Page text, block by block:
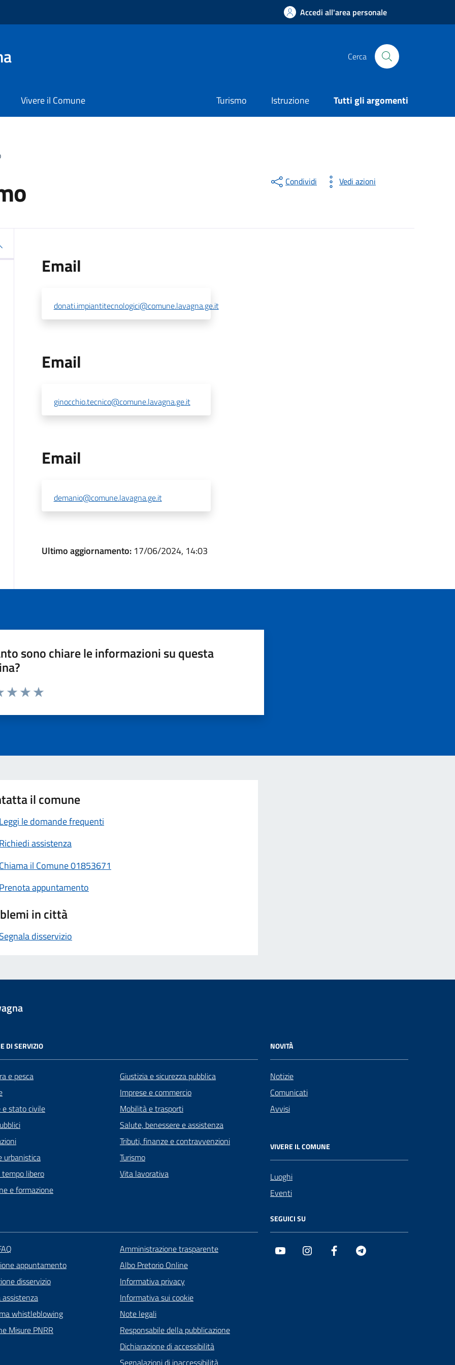
Accedi all'area personale
Cerca
Vivere il Comune Turismo Istruzione Tutti gli argomenti
Condividi Vedi azioni
Email
donati.impiantitecnologici@comune.lavagna.ge.it
Email
ginocchio.tecnico@comune.lavagna.ge.it
Email
demanio@comune.lavagna.ge.it
Ultimo aggiornamento: 17/06/2024, 14:03
sono chiare le informazioni su questa
il comune
Leggi le domande frequenti
Richiedi assistenza
Chiama il Comune 01853671
Prenota appuntamento
in città
Segnala disservizio
DI SERVIZIO
e pesca
e stato civile
urbanistica
libero
e formazione
Giustizia e sicurezza pubblica
Imprese e commercio
Mobilità e trasporti
Salute, benessere e assistenza
Tributi, finanze e contravvenzioni
Turismo
Vita lavorativa
NOVITÀ
Notizie
Comunicati
Avvisi
VIVERE IL COMUNE
Luoghi
Eventi
appuntamento
disservizio
assistenza
whistleblowing
Misure PNRR
Amministrazione trasparente
Albo Pretorio Online
Informativa privacy
Informativa sui cookie
Note legali
Responsabile della pubblicazione
Dichiarazione di accessibilità
Segnalazioni di inaccessibilità
SEGUICI SU
Youtube Instagram Facebook